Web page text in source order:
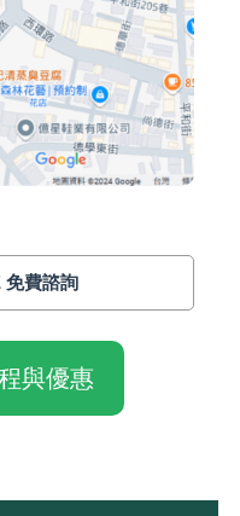
免費諮詢
與優惠